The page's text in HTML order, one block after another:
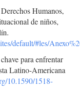
Humanos,
de niños,
default/#les/
para enfrentar
Latino-Americana
10.1590/1518-